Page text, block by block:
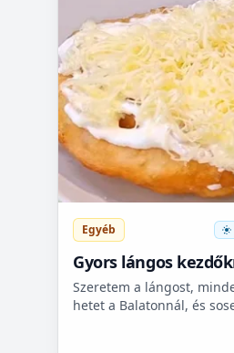
Egyéb
Gyors lángos
Szeretem a lángost,
hetet a Balatonnál, és